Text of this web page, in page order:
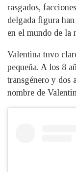
rasgados,
delgada figura
en el mundo de la
Valentina tuvo
pequeña. A los 8
transgénero y dos
nombre de